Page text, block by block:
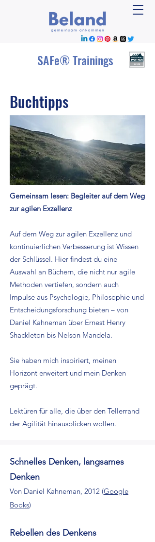
SAFe® Trainings
Buchtipps
Gemeinsam lesen: Begleiter auf dem Weg
zur agilen Exzellenz
Auf dem Weg zur agilen Exzellenz und
kontinuierlichen Verbesserung ist Wissen
der Schlüssel. Hier findest du eine
Auswahl an Büchern, die nicht nur agile
Methoden vertiefen, sondern auch
Impulse aus Psychologie, Philosophie und
Entscheidungsforschung bieten – von
Daniel Kahneman über Ernest Henry
Shackleton bis Nelson Mandela.
Sie haben mich inspiriert, meinen
Horizont erweitert und mein Denken
geprägt.
Lektüren für alle, die über den Tellerrand
der Agilität hinausblicken wollen.
Schnelles Denken, langsames
Denken
Von Daniel Kahneman, 2012 (Google
Books)
Rebellen des Denkens